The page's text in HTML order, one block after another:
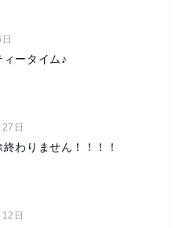
ィータイム♪
日
わりません！！！！
日